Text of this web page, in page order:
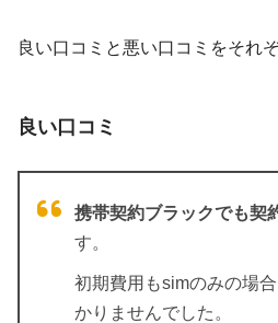
良い口コミと悪い口コミをそれ
良い口コミ
携帯契約ブラックでも契
す。
初期費用もsimのみの場
かりませんでした。